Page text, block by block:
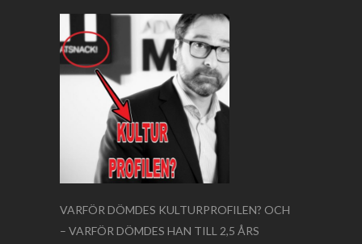
VARFÖR DÖMDES KULTURPROFILEN? OCH
– VARFÖR DÖMDES HAN TILL 2,5 ÅRS